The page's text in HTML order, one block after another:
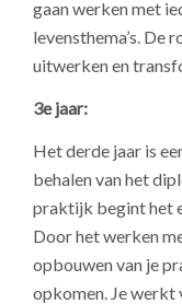
gaan werken met
levensthema’s. De
uitwerken en
3e jaar:
Het derde jaar is
behalen van het
praktijk begint het
Door het werken
opbouwen van je
opkomen. Je werkt